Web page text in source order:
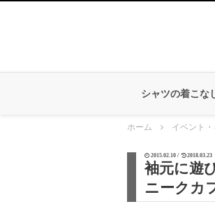
シャツの着こな
ホーム イベント・
2015.02.10 / 2018.03.23
袖元に遊
ニークカ